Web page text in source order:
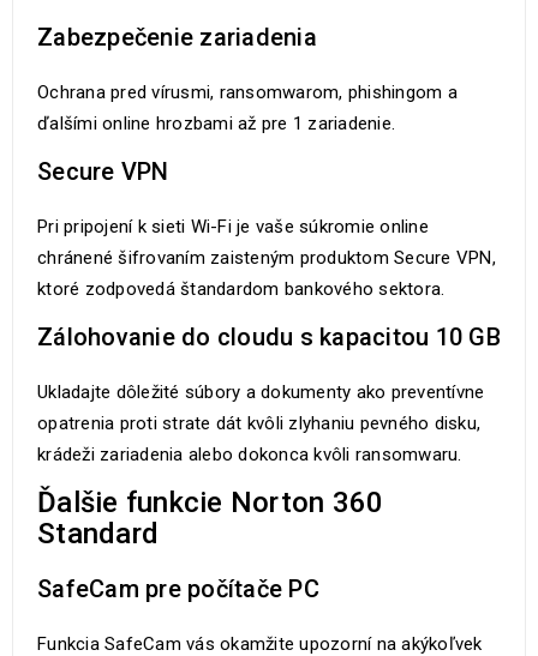
Zabezpečenie zariadenia
Ochrana pred vírusmi, ransomwarom, phishingom a
ďalšími online hrozbami až pre 1 zariadenie.
Secure VPN
Pri pripojení k sieti Wi-Fi je vaše súkromie online
chránené šifrovaním zaisteným produktom Secure VPN,
ktoré zodpovedá štandardom bankového sektora.
Zálohovanie do cloudu s kapacitou 10 GB
Ukladajte dôležité súbory a dokumenty ako preventívne
opatrenia proti strate dát kvôli zlyhaniu pevného disku,
krádeži zariadenia alebo dokonca kvôli ransomwaru.
Ďalšie funkcie Norton 360
Standard
SafeCam pre počítače PC
Funkcia SafeCam vás okamžite upozorní na akýkoľvek